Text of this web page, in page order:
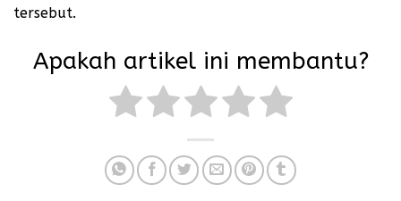
tersebut.
Apakah artikel ini membantu?